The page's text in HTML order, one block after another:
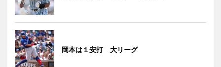
岡本は１安打 大リーグ